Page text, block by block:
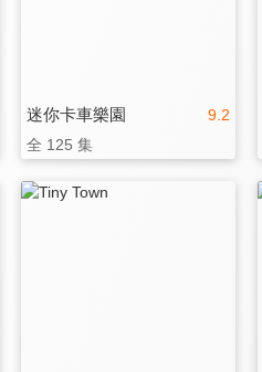
9.2
迷你卡車樂園
全 125 集